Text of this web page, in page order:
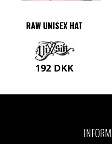
RAW UNISEX HAT
192 DKK